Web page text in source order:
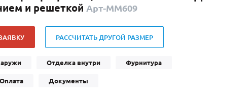
Нестандартные(479)
С фрамугой(265)
4-го класса защиты (499)
Полуторапольные
и решеткой Арт-ММ609
РАССЧИТАТЬ ДРУГОЙ РАЗМЕР
Отделка внутри Фурнитура
Оплата Документы